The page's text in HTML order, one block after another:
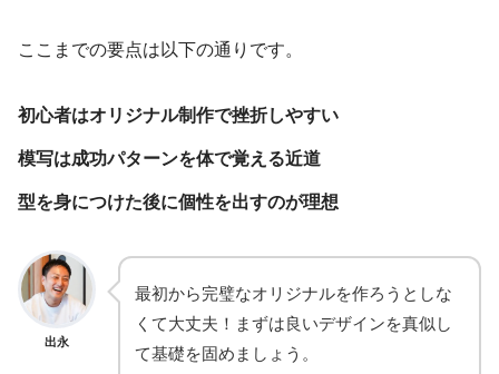
ここまでの要点は以下の通りです。
初心者はオリジナル制作で挫折しやすい
模写は成功パターンを体で覚える近道
型を身につけた後に個性を出すのが理想
出永
最初から完璧なオリジナルを作ろうとしな
くて大丈夫！まずは良いデザインを真似し
て基礎を固めましょう。